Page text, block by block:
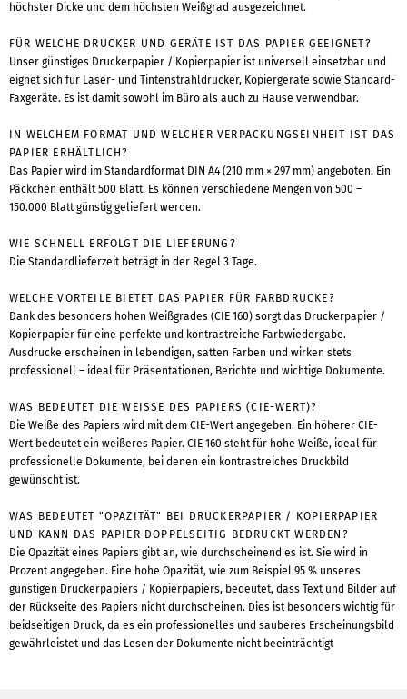
höchster Dicke und dem höchsten Weißgrad ausgezeichnet.
FÜR WELCHE DRUCKER UND GERÄTE IST DAS PAPIER GEEIGNET?
Unser günstiges Druckerpapier / Kopierpapier ist universell einsetzbar und
eignet sich für Laser- und Tintenstrahldrucker, Kopiergeräte sowie Standard-
Faxgeräte. Es ist damit sowohl im Büro als auch zu Hause verwendbar.
IN WELCHEM FORMAT UND WELCHER VERPACKUNGSEINHEIT IST DAS
PAPIER ERHÄLTLICH?
Das Papier wird im Standardformat DIN A4 (210 mm × 297 mm) angeboten. Ein
Päckchen enthält 500 Blatt. Es können verschiedene Mengen von 500 –
150.000 Blatt günstig geliefert werden.
WIE SCHNELL ERFOLGT DIE LIEFERUNG?
Die Standardlieferzeit beträgt in der Regel 3 Tage.
WELCHE VORTEILE BIETET DAS PAPIER FÜR FARBDRUCKE?
Dank des besonders hohen Weißgrades (CIE 160) sorgt das Druckerpapier /
Kopierpapier für eine perfekte und kontrastreiche Farbwiedergabe.
Ausdrucke erscheinen in lebendigen, satten Farben und wirken stets
professionell – ideal für Präsentationen, Berichte und wichtige Dokumente.
WAS BEDEUTET DIE WEISSE DES PAPIERS (CIE-WERT)?
Die Weiße des Papiers wird mit dem CIE-Wert angegeben. Ein höherer CIE-
Wert bedeutet ein weißeres Papier. CIE 160 steht für hohe Weiße, ideal für
professionelle Dokumente, bei denen ein kontrastreiches Druckbild
gewünscht ist.
WAS BEDEUTET "OPAZITÄT" BEI DRUCKERPAPIER / KOPIERPAPIER
UND KANN DAS PAPIER DOPPELSEITIG BEDRUCKT WERDEN?
Die Opazität eines Papiers gibt an, wie durchscheinend es ist. Sie wird in
Prozent angegeben. Eine hohe Opazität, wie zum Beispiel 95 % unseres
günstigen Druckerpapiers / Kopierpapiers, bedeutet, dass Text und Bilder auf
der Rückseite des Papiers nicht durchscheinen. Dies ist besonders wichtig für
beidseitigen Druck, da es ein professionelles und sauberes Erscheinungsbild
gewährleistet und das Lesen der Dokumente nicht beeinträchtigt